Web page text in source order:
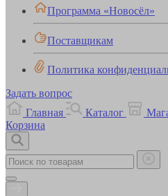
Программа «Новосёл»
Поставщикам
Политика
Задать вопрос
Главная
Каталог
Корзина